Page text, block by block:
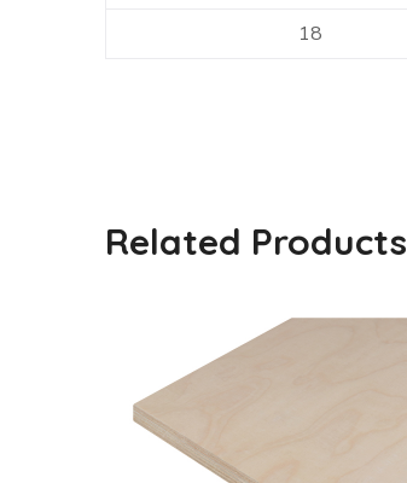
18
Related Products